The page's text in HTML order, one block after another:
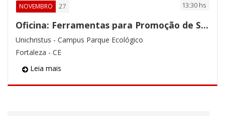
NOVEMBRO 27 13:30 hs
Oficina: Ferramentas para Promoção de Saúde Bucal
Unichristus - Campus Parque Ecológico
Fortaleza - CE
Leia mais